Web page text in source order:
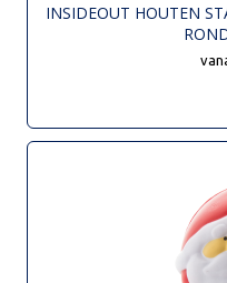
INSIDEOUT HOUTEN